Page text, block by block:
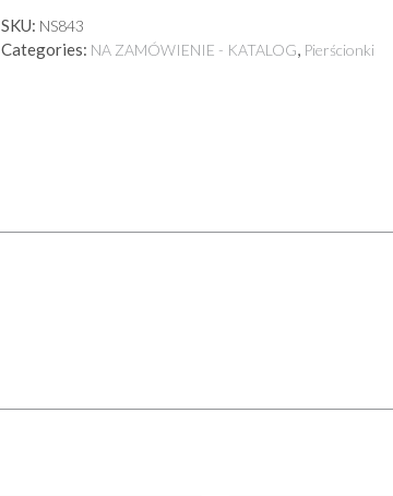
SKU: NS843
Categories: NA ZAMÓWIENIE - KATALOG Pierścionki